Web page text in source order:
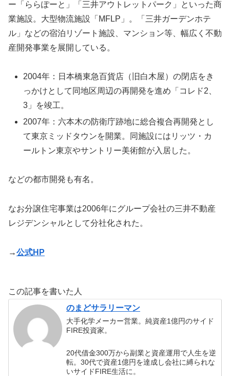
ー「ららぽーと」「三井アウトレットパーク」といった商
業施設。大型物流施設「MFLP」。「三井ガーデンホテ
ル」などの宿泊リゾート施設、マンション等、幅広く不動
産開発事業を展開している。
2004年：日本橋東急百貨店（旧白木屋）の閉店をき
っかけとして同地区周辺の再開発を進め「コレド2、
3」を竣工。
2007年：六本木の防衛庁跡地に総合複合再開発とし
て東京ミッドタウンを開業。同施設にはリッツ・カ
ールトン東京やサントリー美術館が入居した。
などの都市開発も有名。
なお分譲住宅事業は2006年にグループ会社の三井不動産
レジデンシャルとして分社化された。
→公式HP
この記事を書いた人
のまどサラリーマン
大手化学メーカー営業。純資産1億円のサイド
FIRE投資家。
20代借金300万から副業と資産運用で人生を逆
転。30代で資産1億円を達成し会社に縛られな
いサイドFIRE生活に。